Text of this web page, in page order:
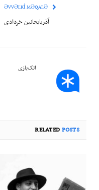
آذربایجانین خردادی
اتک‌یازی
RELATED POSTS